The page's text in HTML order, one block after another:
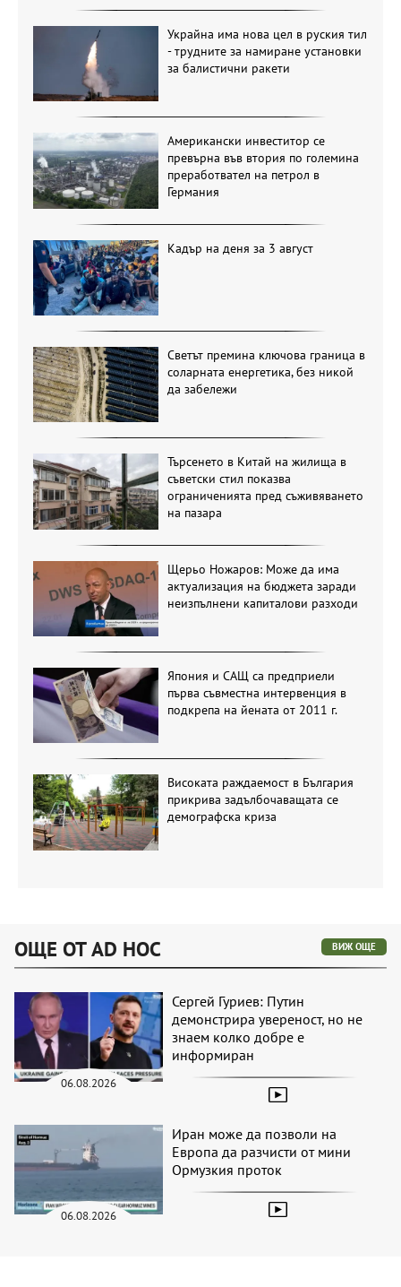
Украйна има нова цел в руския тил
- трудните за намиране установки
за балистични ракети
Американски инвеститор се
превърна във втория по големина
преработвател на петрол в
Германия
Кадър на деня за 3 август
Светът премина ключова граница в
соларната енергетика, без никой
да забележи
Търсенето в Китай на жилища в
съветски стил показва
ограниченията пред съживяването
на пазара
Щерьо Ножаров: Може да има
актуализация на бюджета заради
неизпълнени капиталови разходи
Япония и САЩ са предприели
първа съвместна интервенция в
подкрепа на йената от 2011 г.
Високата раждаемост в България
прикрива задълбочаващата се
демографска криза
ОЩЕ ОТ AD HOC ВИЖ ОЩЕ
06.08.2026
Сергей Гуриев: Путин
демонстрира увереност, но не
знаем колко добре е
информиран
06.08.2026
Иран може да позволи на
Европа да разчисти от мини
Ормузкия проток